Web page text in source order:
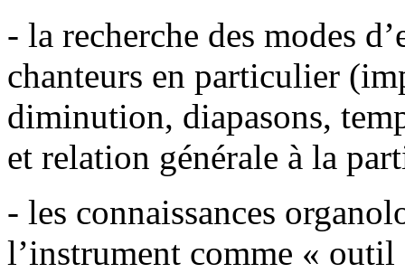
- la recherche des modes
chanteurs en particulier
diminution, diapasons,
et relation générale à la
- les connaissances
l’instrument comme « outil